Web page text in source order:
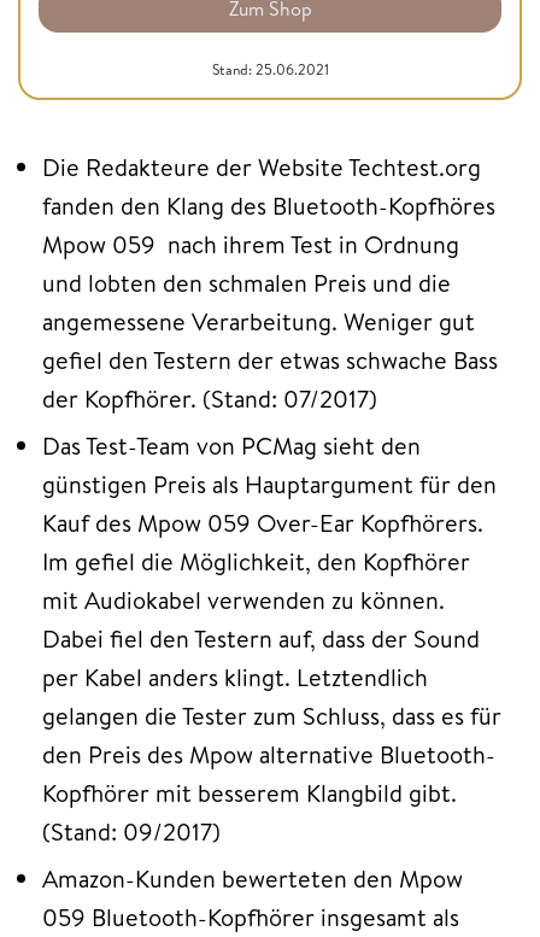
Zum Shop
Stand: 25.06.2021
Die Redakteure der Website Techtest.org
fanden den Klang des Bluetooth-Kopfhöres
Mpow 059 nach ihrem Test in Ordnung
und lobten den schmalen Preis und die
angemessene Verarbeitung. Weniger gut
gefiel den Testern der etwas schwache Bass
der Kopfhörer. (Stand: 07/2017)
Das Test-Team von PCMag sieht den
günstigen Preis als Hauptargument für den
Kauf des Mpow 059 Over-Ear Kopfhörers.
Im gefiel die Möglichkeit, den Kopfhörer
mit Audiokabel verwenden zu können.
Dabei fiel den Testern auf, dass der Sound
per Kabel anders klingt. Letztendlich
gelangen die Tester zum Schluss, dass es für
den Preis des Mpow alternative Bluetooth-
Kopfhörer mit besserem Klangbild gibt.
(Stand: 09/2017)
Amazon-Kunden bewerteten den Mpow
059 Bluetooth-Kopfhörer insgesamt als